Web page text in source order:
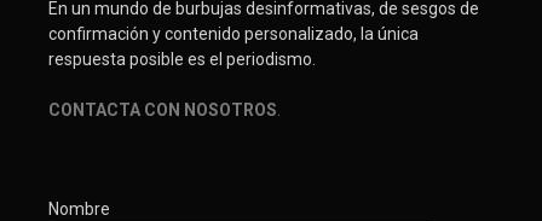
En un mundo de burbujas desinformativas, de sesgos de
confirmación y contenido personalizado, la única
respuesta posible es el periodismo.
CONTACTA CON NOSOTROS
Nombre